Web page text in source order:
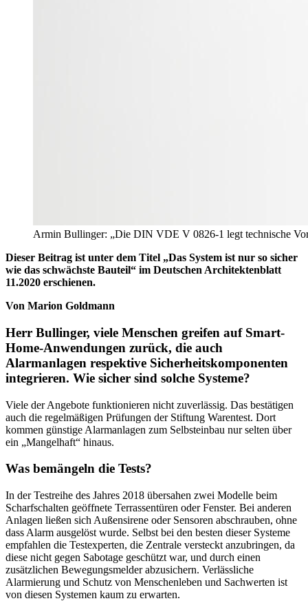
Armin Bullinger: „Die DIN VDE V 0826-1 legt technische
Dieser Beitrag ist unter dem Titel „Das System ist nur so sicher
wie das schwächste Bauteil“ im Deutschen Architektenblatt
11.2020 erschienen.
Von Marion Goldmann
Herr Bullinger, viele Menschen greifen auf Smart-
Home-Anwendungen zurück, die auch
Alarmanlagen respektive Sicherheitskomponenten
integrieren. Wie sicher sind solche Systeme?
Viele der Angebote funktionieren nicht zuverlässig. Das bestätigen
auch die regelmäßigen Prüfungen der Stiftung Warentest. Dort
kommen günstige Alarmanlagen zum Selbsteinbau nur selten über
ein „Mangelhaft“ hinaus.
Was bemängeln die Tests?
In der Testreihe des Jahres 2018 übersahen zwei Modelle beim
Scharfschalten geöffnete Terrassentüren oder Fenster. Bei anderen
Anlagen ließen sich Außensirene oder Sensoren abschrauben, ohne
dass Alarm ausgelöst wurde. Selbst bei den besten dieser Systeme
empfahlen die Testexperten, die Zentrale versteckt anzubringen, da
diese nicht gegen Sabotage geschützt war, und durch einen
zusätzlichen Bewegungsmelder abzusichern. Verlässliche
Alarmierung und Schutz von Menschenleben und Sachwerten ist
von diesen Systemen kaum zu erwarten.